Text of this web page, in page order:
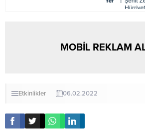
MOBİL REKLAM
Etkinlikler 06.02.2022